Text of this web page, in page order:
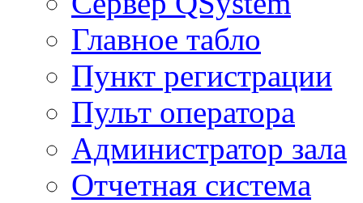
Главное табло
Пункт регистрации
Пульт оператора
Администратор зала
Отчетная система